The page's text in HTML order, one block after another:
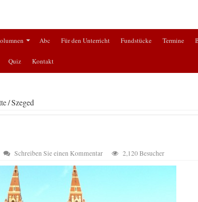
Abc Für den Unterricht Fundstücke Termine
Quiz Kontakt
/Szeged
Schreiben Sie einen Kommentar 2,120 Besucher